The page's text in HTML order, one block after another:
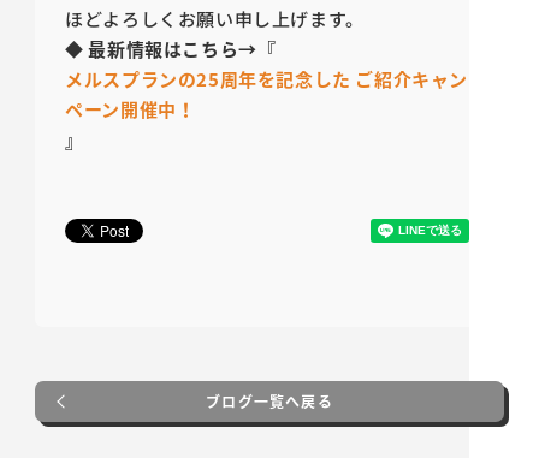
ほどよろしくお願い申し上げます。
◆ 最新情報はこちら→『
メルスプランの25周年を記念した ご紹介キャン
ペーン開催中！
』
ブログ一覧へ戻る